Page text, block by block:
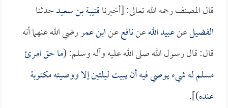
قال المصنف رحمه الله تعالى: [أخبرناقتيبة بن سعيدحدثنا
الفضيلعنعبيد اللهعننافععنابن عمررضي الله عنهما أنه
قال: قال رسول الله صلى الله عليه وآله وسلم: (ما حق امرئ
مسلم له شيء يوصي فيه أن يبيت ليلتين إلا ووصيته مكتوبة
عنده)].